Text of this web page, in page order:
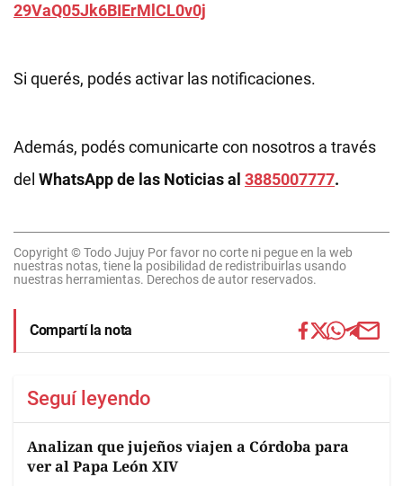
29VaQ05Jk6BIErMlCL0v0j
Si querés, podés activar las notificaciones.
Además, podés comunicarte con nosotros a través
del WhatsApp de las Noticias al 3885007777.
Copyright © Todo Jujuy Por favor no corte ni pegue en la web
nuestras notas, tiene la posibilidad de redistribuirlas usando
nuestras herramientas. Derechos de autor reservados.
Compartí la nota
Seguí leyendo
Analizan que jujeños viajen a Córdoba para
ver al Papa León XIV